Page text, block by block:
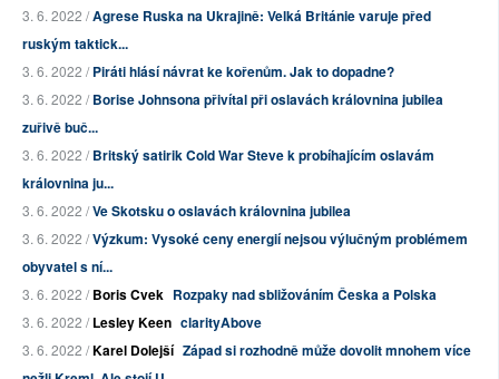
3. 6. 2022 /Agrese Ruska na Ukrajině: Velká Británie varuje před
ruským taktick...
3. 6. 2022 /Piráti hlásí návrat ke kořenům. Jak to dopadne?
3. 6. 2022 /Borise Johnsona přivítal při oslavách královnina jubilea
zuřivě buč...
3. 6. 2022 /Britský satirik Cold War Steve k probíhajícím oslavám
královnina ju...
3. 6. 2022 /Ve Skotsku o oslavách královnina jubilea
3. 6. 2022 /Výzkum: Vysoké ceny energií nejsou výlučným problémem
obyvatel s ní...
3. 6. 2022 /Boris Cvek Rozpaky nad sbližováním Česka a Polska
3. 6. 2022 /Lesley Keen clarityAbove
3. 6. 2022 /Karel Dolejší Západ si rozhodně může dovolit mnohem více